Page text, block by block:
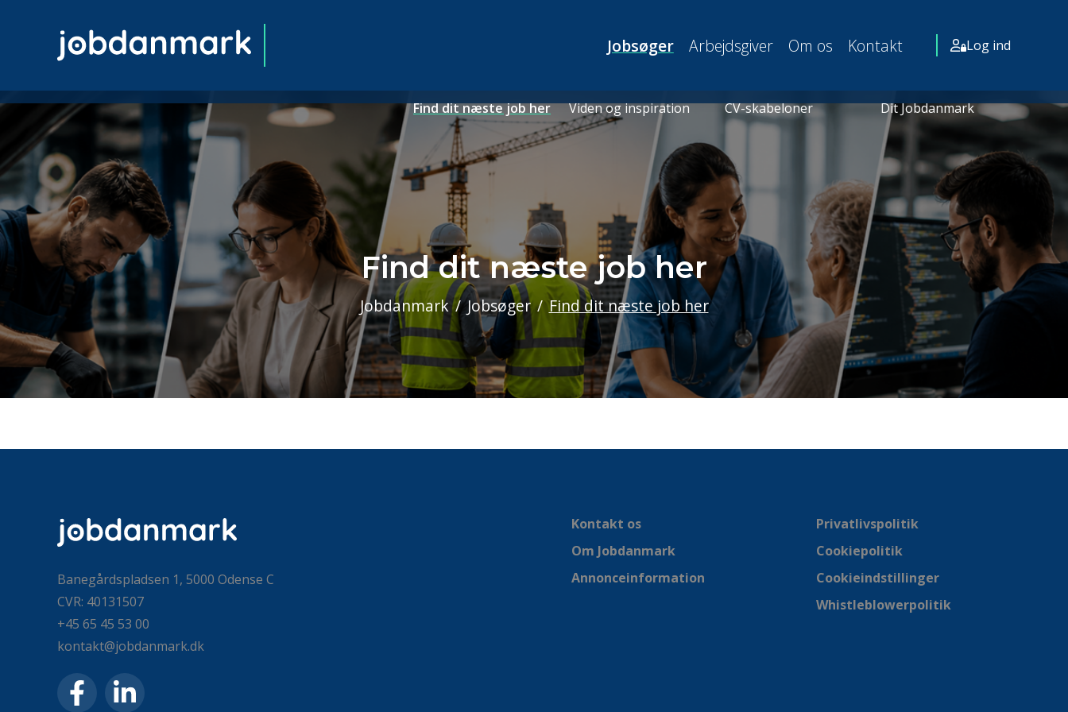
Jobsøger
Find dit næste job her Viden og inspiration CV-skabeloner Dit Jobdanmark
Arbejdsgiver Om os Kontakt Log ind
Find dit næste job her
Jobdanmark Jobsøger Find dit næste job her
Banegårdspladsen 1, 5000 Odense C
CVR: 40131507
+45 65 45 53 00
kontakt@jobdanmark.dk
Kontakt os
Om Jobdanmark
Annonceinformation
Privatlivspolitik
Cookiepolitik
Cookieindstillinger
Whistleblowerpolitik